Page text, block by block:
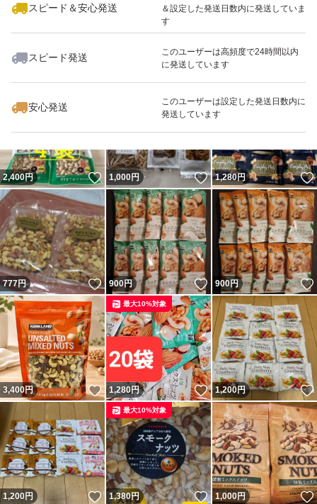
スピード＆安心発送
＆設定した発送日数内に発送していま
す
スピード発送
このユーザーは高頻度で24時間以内
に発送しています
安心発送
このユーザーは設定した発送日数内に
発送しています
いいね！
1,111
2,400円 いいね！
1,000円 いいね！
1,280円
777円 いいね！
900円 いいね！
900円
3,400円 いいね！
1,280円 いいね！
最大10%対象
1,200円
1,200円 いいね！
1,380円 いいね！
最大10%対象
1,000円